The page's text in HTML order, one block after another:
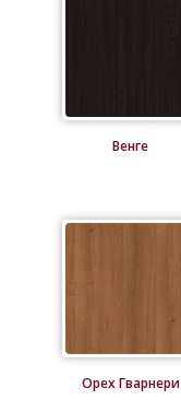
Венге
Орех Гварнери